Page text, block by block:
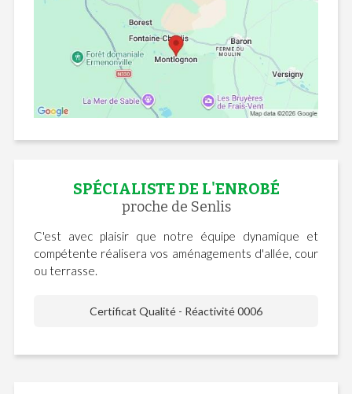
SPÉCIALISTE DE L'ENROBÉ
proche de Senlis
C'est avec plaisir que notre équipe dynamique et
compétente réalisera vos aménagements d'allée, cour
ou terrasse.
Certificat Qualité - Réactivité 0006